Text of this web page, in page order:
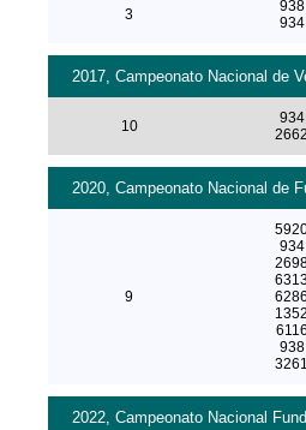
3
938
934
2017, Campeonato Nacional de
10
934
2662
2020, Campeonato Nacional de
9
934
6286
1352
6116
938
3261
2022, Campeonato Nacional